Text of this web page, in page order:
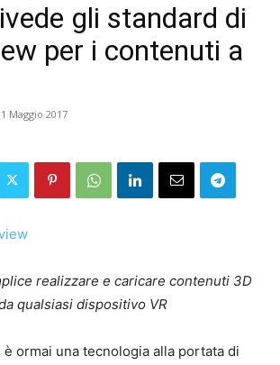
gli standard di
per i contenuti a
Maggio 2017
realizzare e caricare contenuti 3D
qualsiasi dispositivo VR
ormai una tecnologia alla portata di